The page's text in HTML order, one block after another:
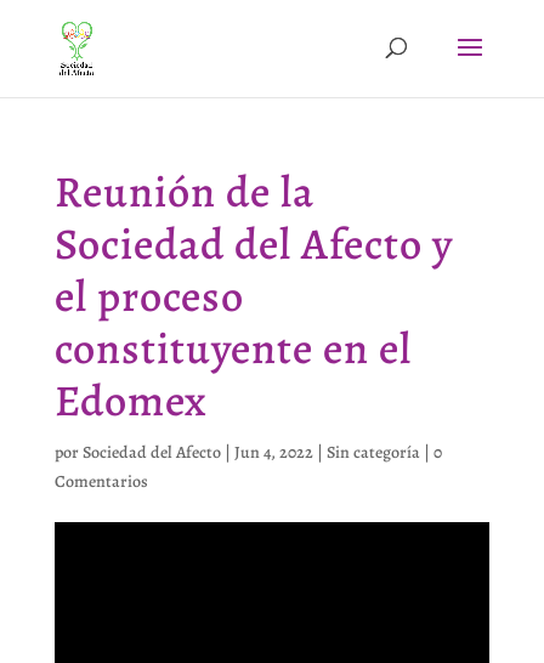
Reunión de la
Sociedad del Afecto y
el proceso
constituyente en el
Edomex
porSociedad del Afecto| Jun 4, 2022| Sin categoría| 0
Comentarios